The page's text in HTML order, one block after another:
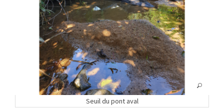
Seuil du pont aval